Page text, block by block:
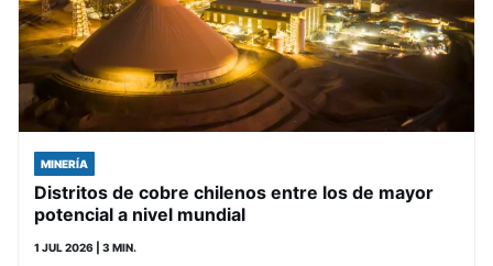
MINERÍA
Distritos de cobre chilenos entre los de mayor
potencial a nivel mundial
1 JUL 2026 | 3 MIN.